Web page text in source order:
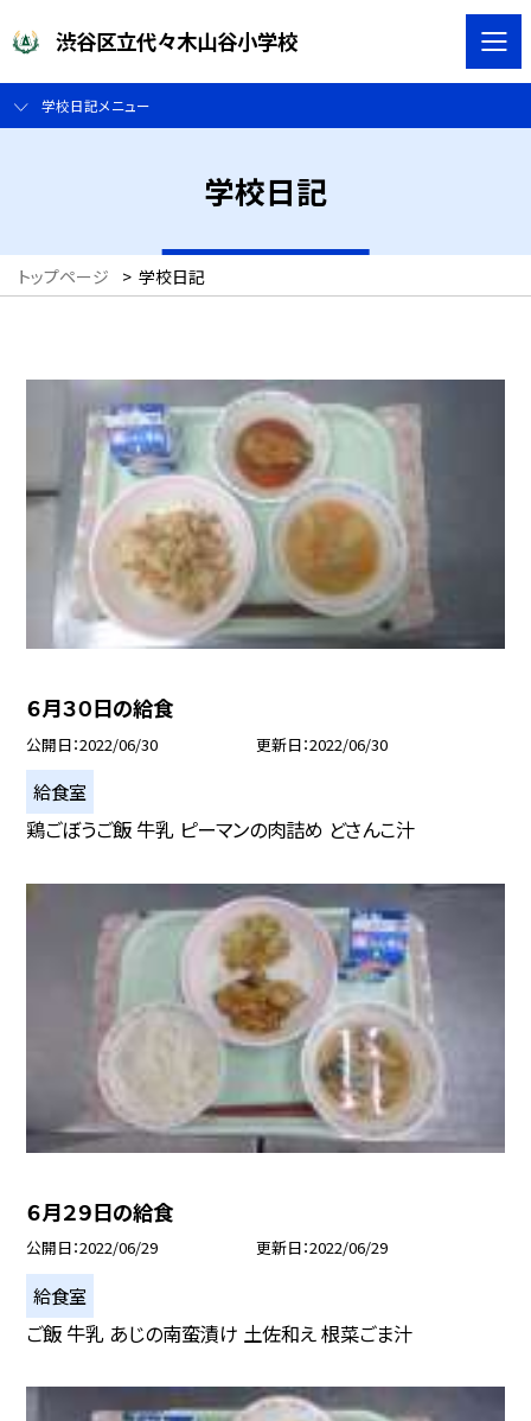
渋谷区立代々木山谷小学校
学校日記メニュー
学校日記
トップページ > 学校日記
６月３０日の給食
公開日 2022/06/30 更新日 2022/06/30
給食室
鶏ごぼうご飯 牛乳 ピーマンの肉詰め どさんこ汁
６月２９日の給食
公開日 2022/06/29 更新日 2022/06/29
給食室
ご飯 牛乳 あじの南蛮漬け 土佐和え 根菜ごま汁